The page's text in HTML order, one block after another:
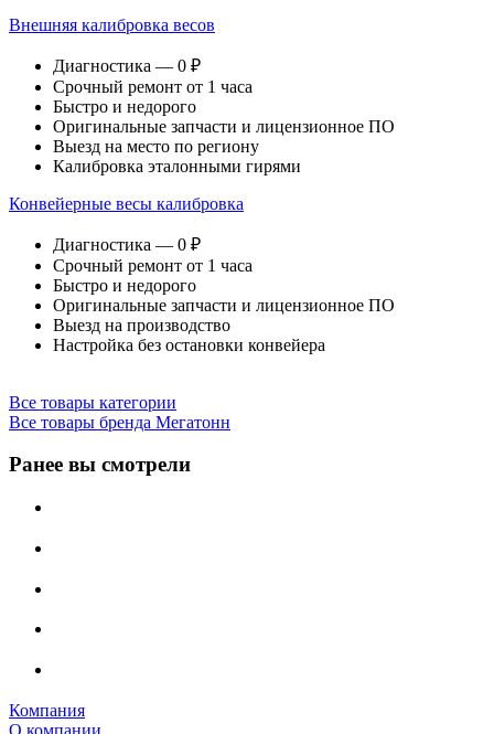
Внешняя калибровка весов
Диагностика — 0 ₽
Срочный ремонт от 1 часа
Быстро и недорого
Оригинальные запчасти и лицензионное ПО
Выезд на место по региону
Калибровка эталонными гирями
Конвейерные весы калибровка
Диагностика — 0 ₽
Срочный ремонт от 1 часа
Быстро и недорого
Оригинальные запчасти и лицензионное ПО
Выезд на производство
Настройка без остановки конвейера
Все товары категории
Все товары бренда Мегатонн
Ранее вы смотрели
Компания
О компании